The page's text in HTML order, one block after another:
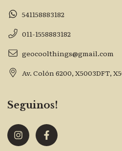
541158883182
011-1558883182
geocoolthings@gmail.com
Av. Colón 6200, X5003DFT,
Seguinos!